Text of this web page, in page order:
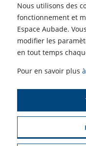
Comment nettoyer les
filtres d'une climatisation
pour un air plus sain |
Choisir un climatiseur
adapté à son logement ?
ACTUALITÉS
Meuble et du Carrelage |
Profitez des Semaines de
ACCÈS PROFESSIONNELS :
MENTIONS
Nous utilisons des
fonctionnement et
Espace Aubade.
modifier les
en tout temps
Pour en savoir plus